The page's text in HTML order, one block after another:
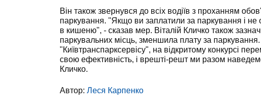
Він також звернувся до всіх водіїв з проханням
паркування. "Якщо ви заплатили за паркування і не
в кишеню", - сказав мер. Віталій Кличко також
паркувальних місць, зменшила плату за
"Київтранспарксервісу", на відкритому конкурсі
свою ефективність, і врешті-решт ми разом
Кличко.
Автор: Леся Карпенко